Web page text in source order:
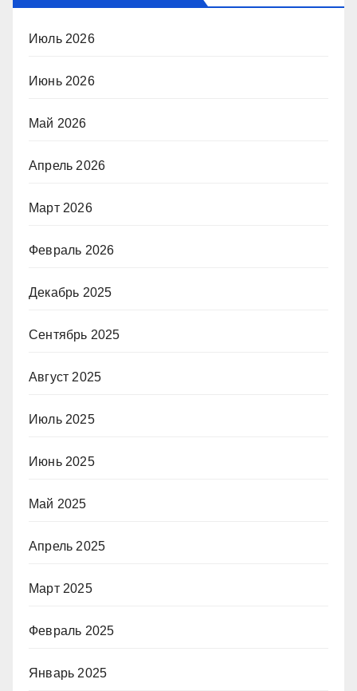
Июль 2026
Июнь 2026
Май 2026
Апрель 2026
Март 2026
Февраль 2026
Декабрь 2025
Сентябрь 2025
Август 2025
Июль 2025
Июнь 2025
Май 2025
Апрель 2025
Март 2025
Февраль 2025
Январь 2025